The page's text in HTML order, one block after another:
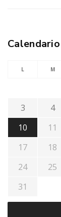
Calendario
L M
3
4
10
11
17
18
24
25
31